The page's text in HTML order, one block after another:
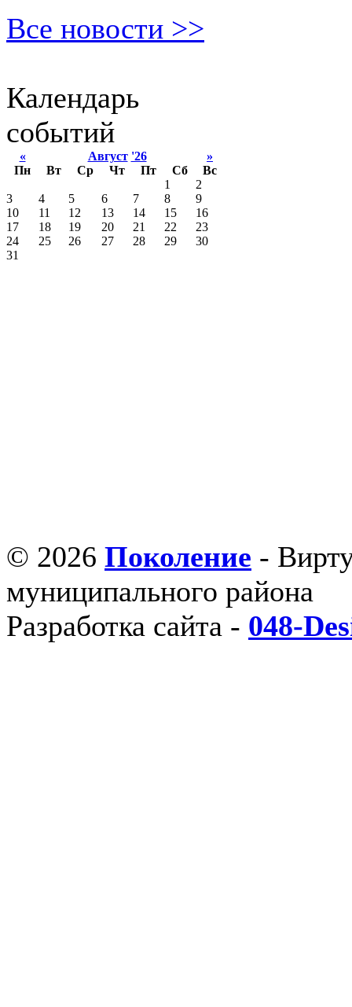
Все новости >>
Календарь
событий
« Август '26
»
Пн
Вт Ср Чт Пт Сб
Вс
1
2
3
4 5 6 7 8
9
10
11 12 13 14 15
16
17
18 19 20 21 22
23
24
25 26 27 28 29
30
31
© 2026 Поколение -
муниципального района
Разработка сайта - 048-